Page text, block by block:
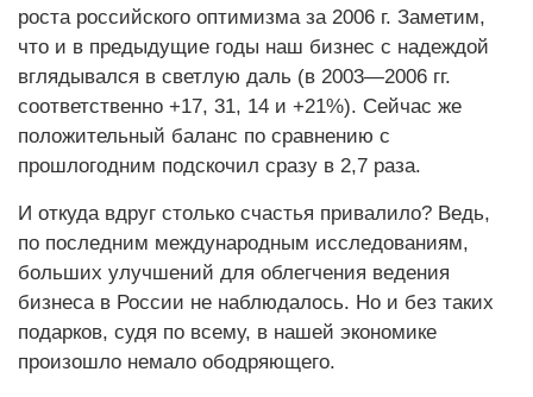
роста российского оптимизма за 2006 г. Заметим,
что и в предыдущие годы наш бизнес с надеждой
вглядывался в светлую даль (в 2003—2006 гг.
соответственно +17, 31, 14 и +21%). Сейчас же
положительный баланс по сравнению с
прошлогодним подскочил сразу в 2,7 раза.
И откуда вдруг столько счастья привалило? Ведь,
по последним международным исследованиям,
больших улучшений для облегчения ведения
бизнеса в России не наблюдалось. Но и без таких
подарков, судя по всему, в нашей экономике
произошло немало ободряющего.